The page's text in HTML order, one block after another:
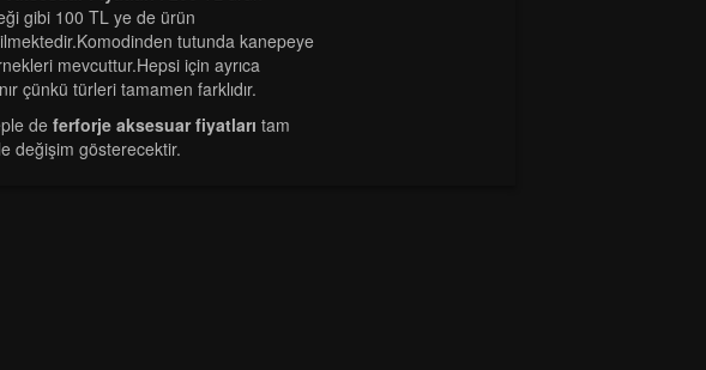
gibi 100 TL ye de ürün
tutunda kanepeye
mevcuttur.Hepsi için ayrıca
çünkü türleri tamamen farklıdır.
de ferforje aksesuar fiyatları tam
değişim gösterecektir.